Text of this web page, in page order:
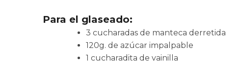
Para el glaseado:
3 cucharadas de manteca derretida
120g. de azúcar impalpable
1 cucharadita de vainilla